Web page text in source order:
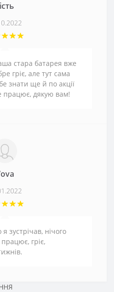
стара батарея вже
гріє, але тут сама
знати ще й по акції
працює, дякую вам!
зустрічав, нічого
гріє,